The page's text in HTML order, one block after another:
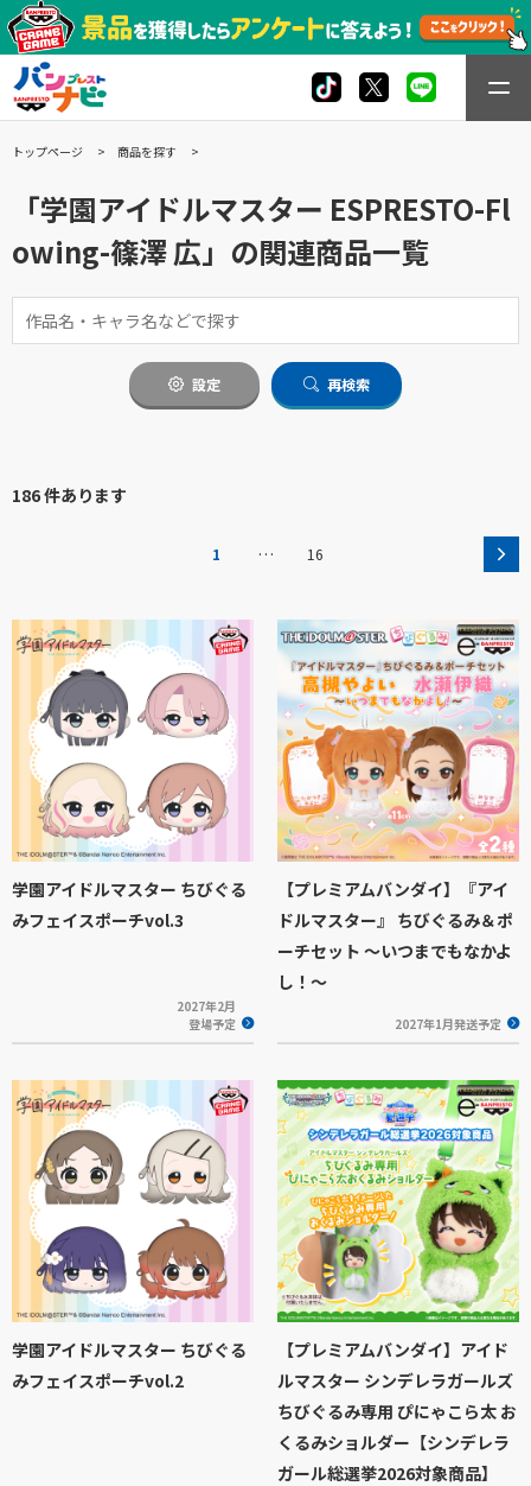
トップページ 商品を探す
「学園アイドルマスター ESPRESTO-Fl
owing-篠澤 広」の関連商品一覧
設定 再検索
186 件あります
1 … 16
学園アイドルマスター ちびぐる
みフェイスポーチvol.3
2027年2月
登場予定
【プレミアムバンダイ】『アイ
ドルマスター』 ちびぐるみ＆ポ
ーチセット ～いつまでもなかよ
し！～
2027年1月発送予定
学園アイドルマスター ちびぐる
みフェイスポーチvol.2
【プレミアムバンダイ】アイド
ルマスター シンデレラガールズ
ちびぐるみ専用 ぴにゃこら太 お
くるみショルダー【シンデレラ
ガール総選挙2026対象商品】